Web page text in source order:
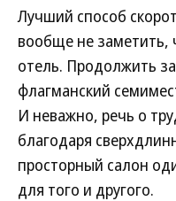
Лучший способ
вообще не заметить,
отель. Продолжить
флагманский
И неважно, речь о
благодаря
просторный салон
для того и другого.